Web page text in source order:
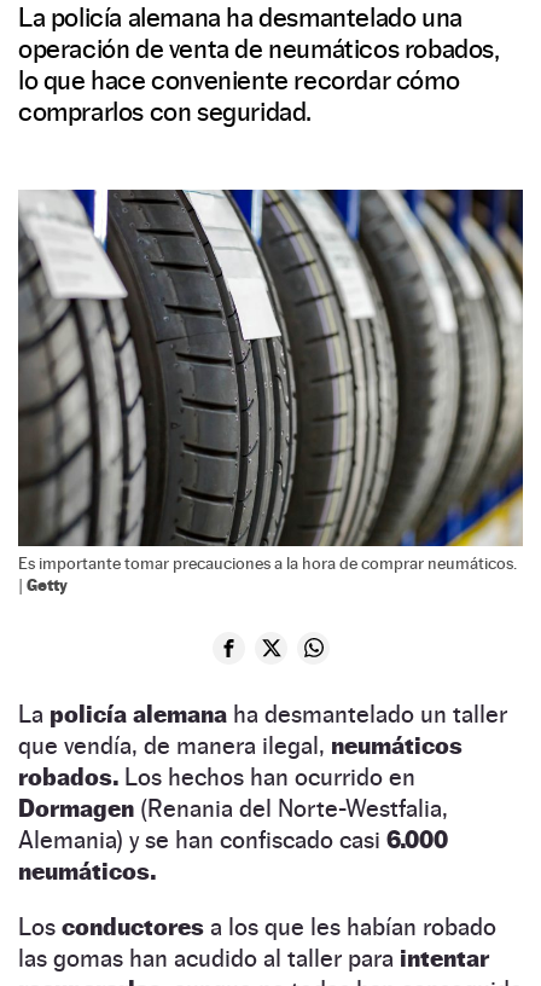
La policía alemana ha desmantelado una
operación de venta de neumáticos robados,
lo que hace conveniente recordar cómo
comprarlos con seguridad.
Es importante tomar precauciones a la hora de comprar neumáticos.
| Getty
La policía alemana ha desmantelado un taller
que vendía, de manera ilegal, neumáticos
robados. Los hechos han ocurrido en
Dormagen (Renania del Norte-Westfalia,
Alemania) y se han confiscado casi 6.000
neumáticos.
Los conductores a los que les habían robado
las gomas han acudido al taller para intentar